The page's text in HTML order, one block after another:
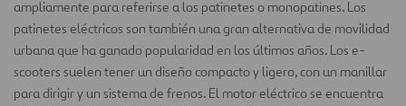
ampliamente para referirse a los patinetes o monopatines. Los
patinetes eléctricos son también una gran alternativa de movilidad
urbana que ha ganado popularidad en los últimos años. Los e-
scooters suelen tener un diseño compacto y ligero, con un manillar
para dirigir y un sistema de frenos. El motor eléctrico se encuentra